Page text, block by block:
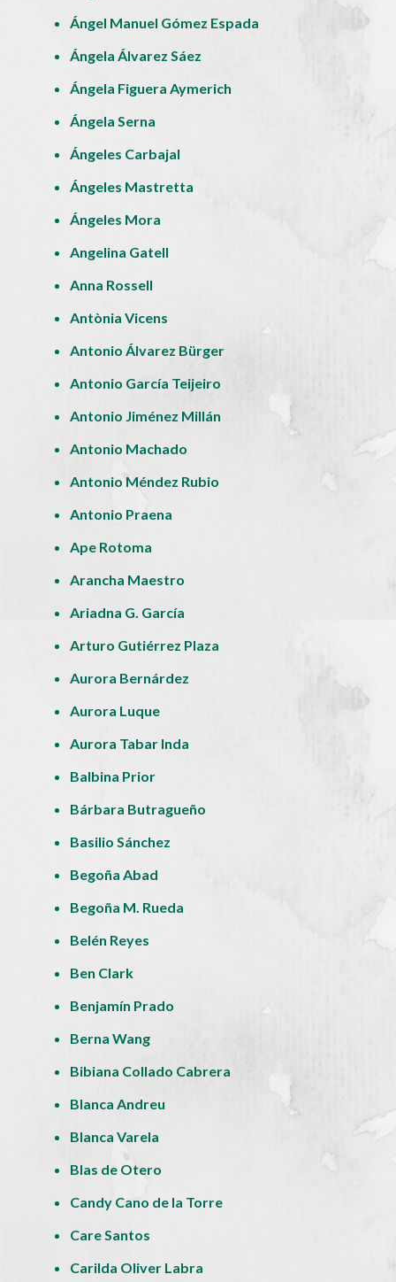
Ángel Manuel Gómez Espada
Ángela Álvarez Sáez
Ángela Figuera Aymerich
Ángela Serna
Ángeles Carbajal
Ángeles Mastretta
Ángeles Mora
Angelina Gatell
Anna Rossell
Antònia Vicens
Antonio Álvarez Bürger
Antonio García Teijeiro
Antonio Jiménez Millán
Antonio Machado
Antonio Méndez Rubio
Antonio Praena
Ape Rotoma
Arancha Maestro
Ariadna G. García
Arturo Gutiérrez Plaza
Aurora Bernárdez
Aurora Luque
Aurora Tabar Inda
Balbina Prior
Bárbara Butragueño
Basilio Sánchez
Begoña Abad
Begoña M. Rueda
Belén Reyes
Ben Clark
Benjamín Prado
Berna Wang
Bibiana Collado Cabrera
Blanca Andreu
Blanca Varela
Blas de Otero
Candy Cano de la Torre
Care Santos
Carilda Oliver Labra